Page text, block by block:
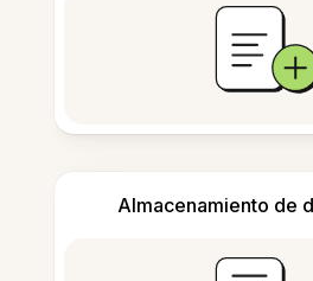
Almacenamiento de